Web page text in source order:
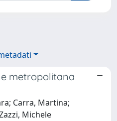
metropolitana
Carra, Martina;
Michele